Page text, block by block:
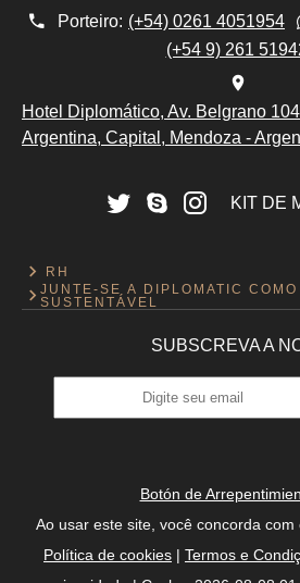
Porteiro: (+54) 0261 4051954
(+54 9) 261
Hotel Diplomático, Av. Belgrano
Argentina, Capital, Mendoza -
KIT DE
RH
JUNTE-SE À DIPLOMATIC
SUSTENTÁVEL
SUBSCREVA A
Botón de
Ao usar este site, você concorda com
Política de cookies | Termos e